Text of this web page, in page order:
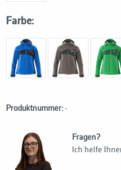
Farbe:
Produktnummer: -
Fragen?
Ich helfe